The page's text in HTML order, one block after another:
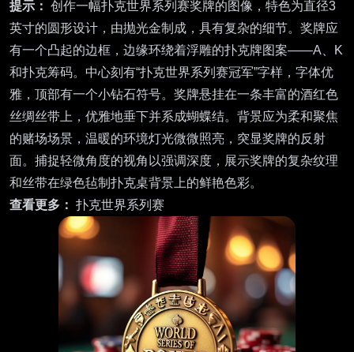
提示： 创作一幅扑克世界系列赛奖牌的图像，特色为直径3
英寸的圆形设计，由抛光金制成，具有复杂的细节。奖牌应
有一个凸起的边框，边缘环绕着浮雕的扑克牌图案——A、K
和扑克筹码。中心刻有“扑克世界系列赛冠军”字样，字体优
雅，顶部有一个小钻石符号。奖牌悬挂在一条丰富的酒红色
丝绸丝带上，优雅地垂下并系成蝴蝶结。背景应为柔和聚焦
的赌场场景，温暖的环境灯光微微照亮，突显奖牌的反射
面。捕捉轻微角度的视角以强调深度，展示奖牌的复杂纹理
和丝带在绿色毡制扑克桌背景上的鲜艳色彩。
查看更多： 扑克世界系列赛